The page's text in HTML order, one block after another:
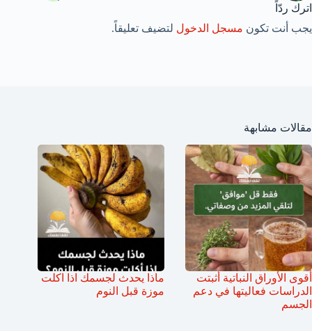
اترك ردّاً
يجب أنت تكون مسجل الدخول لتضيف تعليقاً.
مقالات مشابهة
أقوى الأوراق النباتية أثبتت
الدراسات فعاليتها في دعم
الجسم
ماذا يحدث لجسمك اذا اكلت
موزة قبل النوم